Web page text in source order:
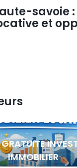
savoie :
et
IMMOBILIER